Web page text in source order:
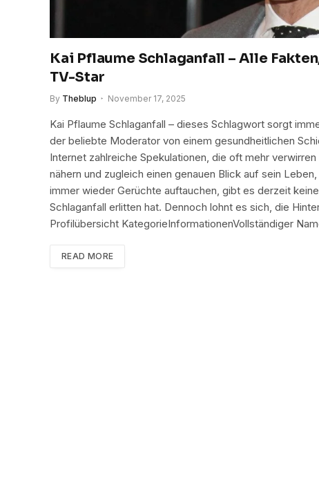
Kai Pflaume Schlaganfall – Alle
TV-Star
By Theblup November 17, 2025
Kai Pflaume Schlaganfall – dieses Schlagwort sorgt
der beliebte Moderator von einem gesundheitlichen
Internet zahlreiche Spekulationen, die oft mehr
nähern und zugleich einen genauen Blick auf sein
immer wieder Gerüchte auftauchen, gibt es derzeit
Schlaganfall erlitten hat. Dennoch lohnt es sich, die
Profilübersicht KategorieInformationenVollständiger
READ MORE